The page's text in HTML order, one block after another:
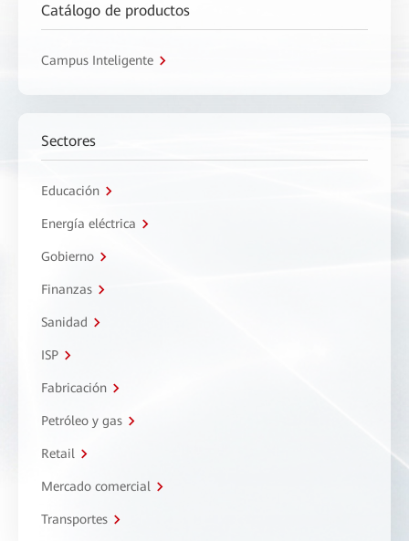
Catálogo de productos
Campus Inteligente
Sectores
Educación
Energía eléctrica
Gobierno
Finanzas
Sanidad
ISP
Fabricación
Petróleo y gas
Retail
Mercado comercial
Transportes